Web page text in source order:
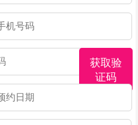
获取验
证码